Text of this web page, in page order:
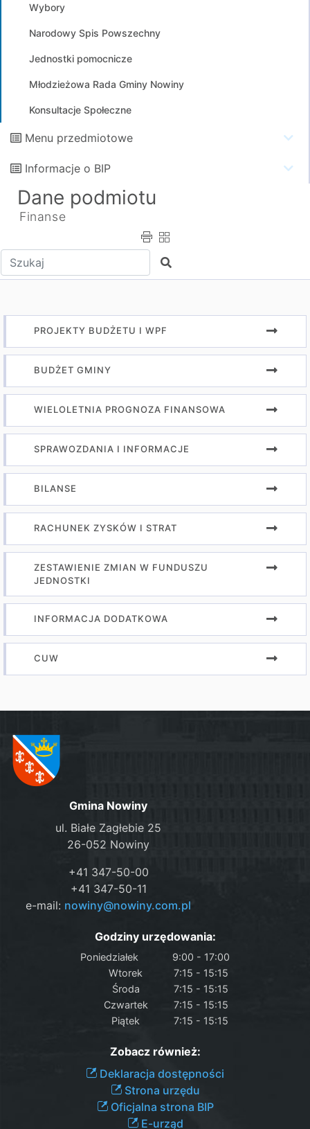
Wybory
Narodowy Spis Powszechny
Jednostki pomocnicze
Młodzieżowa Rada Gminy Nowiny
Konsultacje Społeczne
Menu przedmiotowe
Informacje o BIP
Dane podmiotu
Finanse
Wpisz tekst do wyszukania Szukaj
PROJEKTY BUDŻETU I WPF
BUDŻET GMINY
WIELOLETNIA PROGNOZA FINANSOWA
SPRAWOZDANIA I INFORMACJE
BILANSE
RACHUNEK ZYSKÓW I STRAT
ZESTAWIENIE ZMIAN W FUNDUSZU
JEDNOSTKI
INFORMACJA DODATKOWA
CUW
Gmina Nowiny
ul. Białe Zagłebie 25
26-052 Nowiny
+41 347-50-00
+41 347-50-11
e-mail: nowiny@nowiny.com.pl
Godziny urzędowania:
Poniedziałek
9:00 - 17:00
Wtorek
7:15 - 15:15
Środa
7:15 - 15:15
Czwartek
7:15 - 15:15
Piątek
7:15 - 15:15
Zobacz również:
Deklaracja dostępności
Strona urzędu
Oficjalna strona BIP
E-urząd